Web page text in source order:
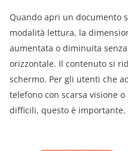
Quando apri un documento
modalità lettura, la
aumentata o diminuita
orizzontale. Il contenuto si
schermo. Per gli utenti che
telefono con scarsa visione
difficili, questo è importante.